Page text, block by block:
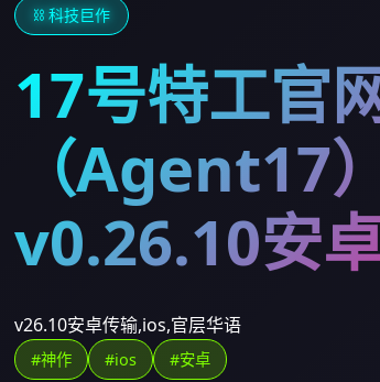
⛓️ 科技巨作
17号特工官
（Agent17）
v0.26.10安
v26.10安卓传输,ios,官层华语
#神作 #ios #安卓